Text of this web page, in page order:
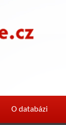
O databázi